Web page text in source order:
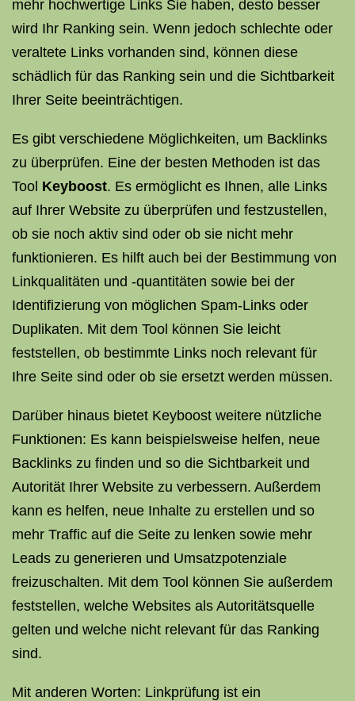
mehr hochwertige Links Sie haben, desto besser
wird Ihr Ranking sein. Wenn jedoch schlechte oder
veraltete Links vorhanden sind, können diese
schädlich für das Ranking sein und die Sichtbarkeit
Ihrer Seite beeinträchtigen.
Es gibt verschiedene Möglichkeiten, um Backlinks
zu überprüfen. Eine der besten Methoden ist das
Tool Keyboost. Es ermöglicht es Ihnen, alle Links
auf Ihrer Website zu überprüfen und festzustellen,
ob sie noch aktiv sind oder ob sie nicht mehr
funktionieren. Es hilft auch bei der Bestimmung von
Linkqualitäten und -quantitäten sowie bei der
Identifizierung von möglichen Spam-Links oder
Duplikaten. Mit dem Tool können Sie leicht
feststellen, ob bestimmte Links noch relevant für
Ihre Seite sind oder ob sie ersetzt werden müssen.
Darüber hinaus bietet Keyboost weitere nützliche
Funktionen: Es kann beispielsweise helfen, neue
Backlinks zu finden und so die Sichtbarkeit und
Autorität Ihrer Website zu verbessern. Außerdem
kann es helfen, neue Inhalte zu erstellen und so
mehr Traffic auf die Seite zu lenken sowie mehr
Leads zu generieren und Umsatzpotenziale
freizuschalten. Mit dem Tool können Sie außerdem
feststellen, welche Websites als Autoritätsquelle
gelten und welche nicht relevant für das Ranking
sind.
Mit anderen Worten: Linkprüfung ist ein